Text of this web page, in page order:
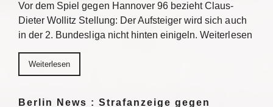
Vor dem Spiel gegen Hannover 96 bezieht Claus-
Dieter Wollitz Stellung: Der Aufsteiger wird sich auch
in der 2. Bundesliga nicht hinten einigeln. Weiterlesen
Weiterlesen
Berlin News : Strafanzeige gegen